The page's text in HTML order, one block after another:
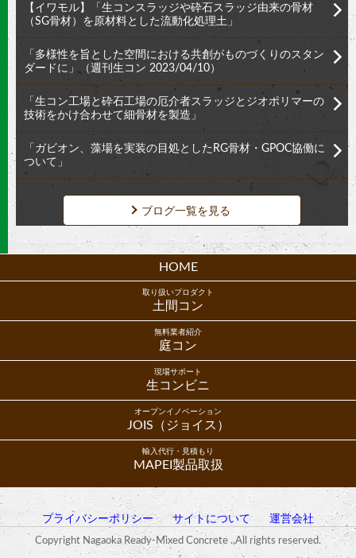
【イワモル】「生コンスラッジや砕石スラッジ由来の骨材
（SG骨材）を原材料とした流動化処理土」
「多様性を旨とした空間における共創がものづくりのスタン
ダードに」（週刊生コン 2023/04/10）
「生コン工場と砕石工場の厄介者スラッジとジオポリマーの
技術をかけ合わせて細骨材を製造」
「ガビオン、藻場を実装の目処としたRG骨材・GPOC協働に
ついて」
ブログ一覧を見る
HOME
取り扱いプロダクト
土間コン
無料業者紹介
庭コン
現場サポート
生コンビニ
オープンイノベーション
JOIS（ジョイス）
輸入代行・見積もり
MAPEI製品取扱
プライバシーポリシー サイトについて 運営会社
Copyright Nagaoka Ready-Mixed Concrete .,All rights reserved.